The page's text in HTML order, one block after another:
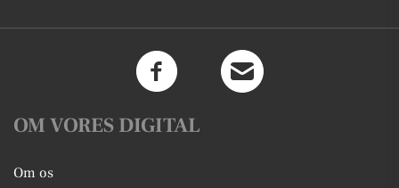
OM VORES DIGITAL
Om os